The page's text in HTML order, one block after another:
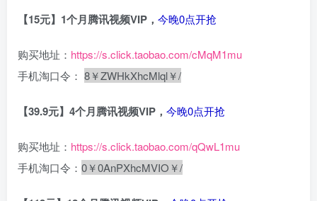
【15元】1个月腾讯视频VIP， 今晚0点开抢
购买地址： https://s.click.taobao.com/cMqM1mu
手机淘口令： 8￥ZWHkXhcMlql￥/
【39.9元】4个月腾讯视频VIP， 今晚0点开抢
购买地址： https://s.click.taobao.com/qQwL1mu
手机淘口令： 0￥0AnPXhcMVIO￥/